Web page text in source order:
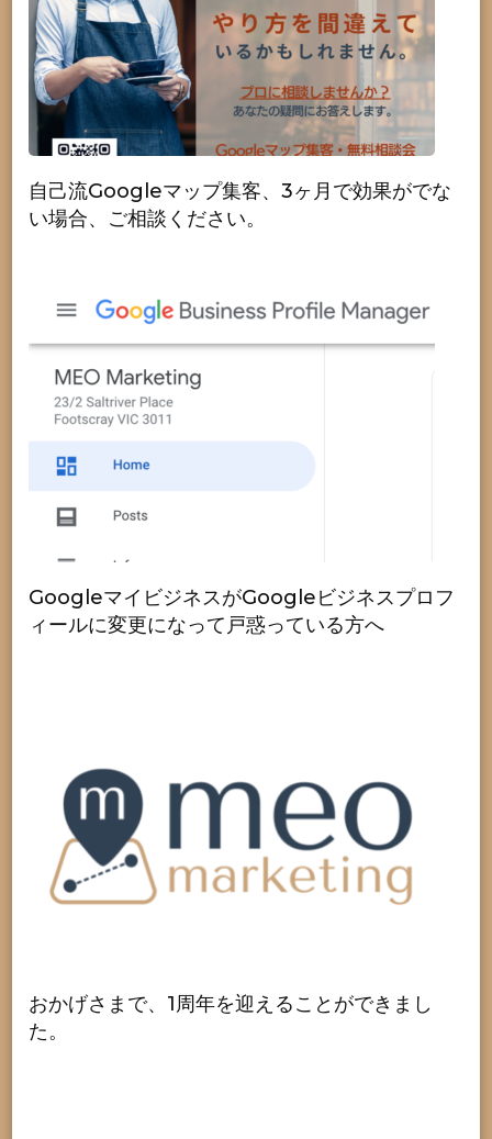
自己流Googleマップ集客、3ヶ月で効果がでな
い場合、ご相談ください。
GoogleマイビジネスがGoogleビジネスプロフ
ィールに変更になって戸惑っている方へ
おかげさまで、1周年を迎えることができまし
た。